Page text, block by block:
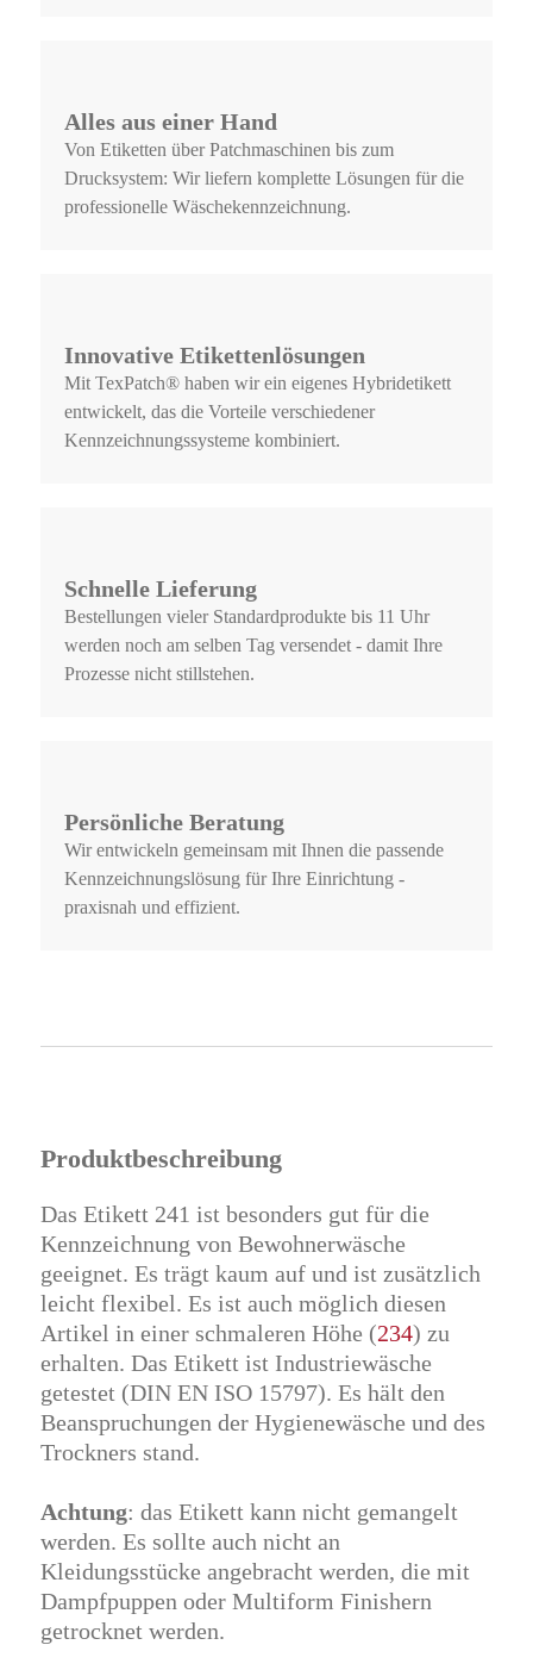
Alles aus einer Hand
Von Etiketten über Patchmaschinen bis zum
Drucksystem: Wir liefern komplette Lösungen für die
professionelle Wäschekennzeichnung.
Innovative Etikettenlösungen
Mit TexPatch® haben wir ein eigenes Hybridetikett
entwickelt, das die Vorteile verschiedener
Kennzeichnungssysteme kombiniert.
Schnelle Lieferung
Bestellungen vieler Standardprodukte bis 11 Uhr
werden noch am selben Tag versendet - damit Ihre
Prozesse nicht stillstehen.
Persönliche Beratung
Wir entwickeln gemeinsam mit Ihnen die passende
Kennzeichnungslösung für Ihre Einrichtung -
praxisnah und effizient.
Produktbeschreibung
Das Etikett 241 ist besonders gut für die
Kennzeichnung von Bewohnerwäsche
geeignet. Es trägt kaum auf und ist zusätzlich
leicht flexibel. Es ist auch möglich diesen
Artikel in einer schmaleren Höhe (234) zu
erhalten. Das Etikett ist Industriewäsche
getestet (DIN EN ISO 15797). Es hält den
Beanspruchungen der Hygienewäsche und des
Trockners stand.
Achtung: das Etikett kann nicht gemangelt
werden. Es sollte auch nicht an
Kleidungsstücke angebracht werden, die mit
Dampfpuppen oder Multiform Finishern
getrocknet werden.